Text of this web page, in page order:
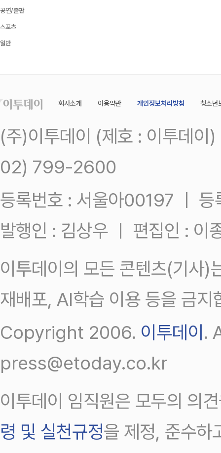
공연/출판
스포츠
일반
회사소개 이용약관 개인정보처리방침 청소년
(주)이투데이 (제호 : 이투데
02) 799-2600
등록번호 : 서울아00197 ㅣ
발행인 : 김상우 ㅣ 편집인 : 이
이투데이의 모든 콘텐츠(기사)
재배포, AI학습 이용 등을 금지
Copyright 2006. 이투데이.
press@etoday.co.kr
이투데이 임직원은 모두의 의
령 및 실천규정을 제정, 준수하